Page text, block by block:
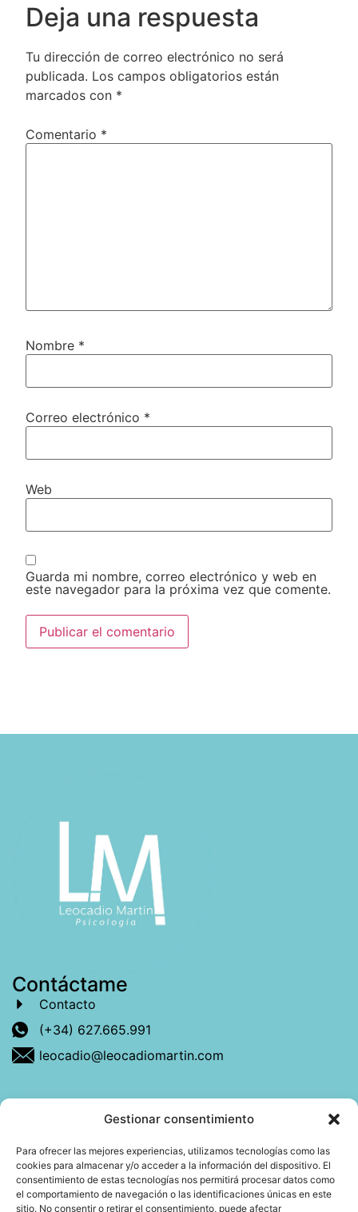
Gestionar consentimiento
Para ofrecer las mejores experiencias, utilizamos tecnologías como las
cookies para almacenar y/o acceder a la información del dispositivo. El
consentimiento de estas tecnologías nos permitirá procesar datos como
el comportamiento de navegación o las identificaciones únicas en este
sitio. No consentir o retirar el consentimiento, puede afectar
Deja una respuesta
Tu dirección de correo electrónico no será
publicada. Los campos obligatorios están
marcados con *
Comentario *
Nombre *
Correo electrónico *
Web
Guarda mi nombre, correo electrónico y web en
este navegador para la próxima vez que comente.
Contáctame
Contacto
(+34) 627.665.991
leocadio@leocadiomartin.com
Descubre más sobre mí
Mi libro: La felicidad: qué ayuda y qué no.
Blog: Reflexiones que conectan